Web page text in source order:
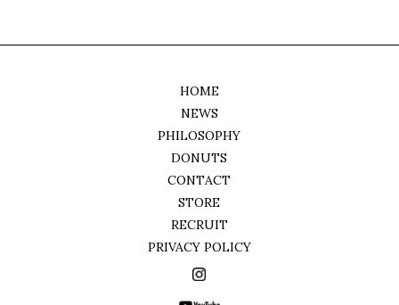
HOME
NEWS
PHILOSOPHY
DONUTS
CONTACT
STORE
RECRUIT
PRIVACY POLICY